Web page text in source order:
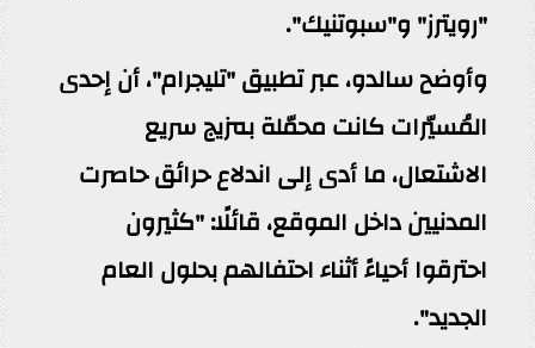
"رويترز" و"سبوتنيك".
وأوضح سالدو، عبر تطبيق "تليجرام"، أن إحدى
المُسيّرات كانت محمّلة بمزيج سريع
الاشتعال، ما أدى إلى اندلاع حرائق حاصرت
المدنيين داخل الموقع، قائلًا: "كثيرون
احترقوا أحياءً أثناء احتفالهم بحلول العام
الجديد".